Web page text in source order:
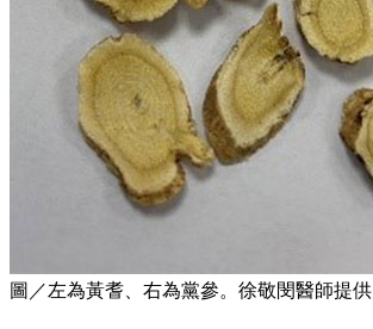
圖／左為黃耆、右為黨參。徐敬閔醫師提供